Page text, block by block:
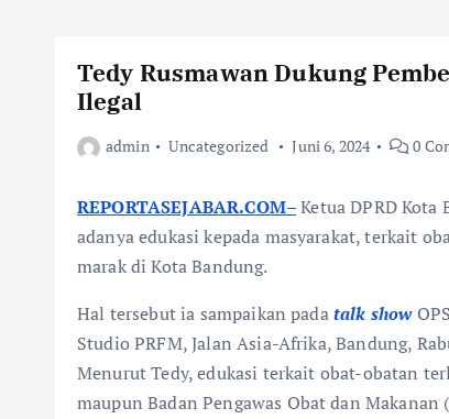
Tedy Rusmawan Dukung
Ilegal
admin Uncategorized Juni 6, 2024 0
REPORTASEJABAR.COM–Ketua DPRD Kota
adanya edukasi kepada masyarakat, terkait
marak di Kota Bandung.
Hal tersebut ia sampaikan padatalk show
Studio PRFM, Jalan Asia-Afrika, Bandung,
Menurut Tedy, edukasi terkait obat-obatan
maupun Badan Pengawas Obat dan